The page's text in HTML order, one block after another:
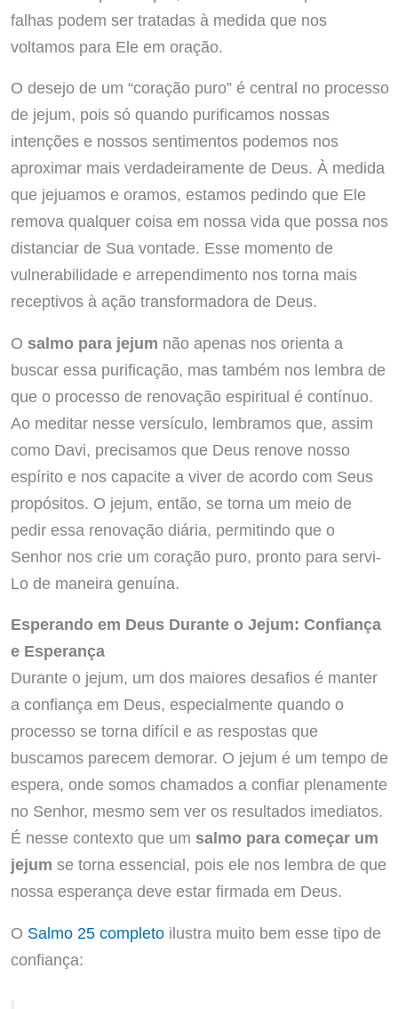
falhas podem ser tratadas à medida que nos
voltamos para Ele em oração.
O desejo de um “coração puro” é central no processo
de jejum, pois só quando purificamos nossas
intenções e nossos sentimentos podemos nos
aproximar mais verdadeiramente de Deus. À medida
que jejuamos e oramos, estamos pedindo que Ele
remova qualquer coisa em nossa vida que possa nos
distanciar de Sua vontade. Esse momento de
vulnerabilidade e arrependimento nos torna mais
receptivos à ação transformadora de Deus.
O salmo para jejum não apenas nos orienta a
buscar essa purificação, mas também nos lembra de
que o processo de renovação espiritual é contínuo.
Ao meditar nesse versículo, lembramos que, assim
como Davi, precisamos que Deus renove nosso
espírito e nos capacite a viver de acordo com Seus
propósitos. O jejum, então, se torna um meio de
pedir essa renovação diária, permitindo que o
Senhor nos crie um coração puro, pronto para servi-
Lo de maneira genuína.
Esperando em Deus Durante o Jejum: Confiança
e Esperança
Durante o jejum, um dos maiores desafios é manter
a confiança em Deus, especialmente quando o
processo se torna difícil e as respostas que
buscamos parecem demorar. O jejum é um tempo de
espera, onde somos chamados a confiar plenamente
no Senhor, mesmo sem ver os resultados imediatos.
É nesse contexto que um salmo para começar um
jejum se torna essencial, pois ele nos lembra de que
nossa esperança deve estar firmada em Deus.
O Salmo 25 completoilustra muito bem esse tipo de
confiança: